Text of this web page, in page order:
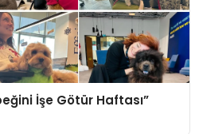
İşe Götür Haftası”